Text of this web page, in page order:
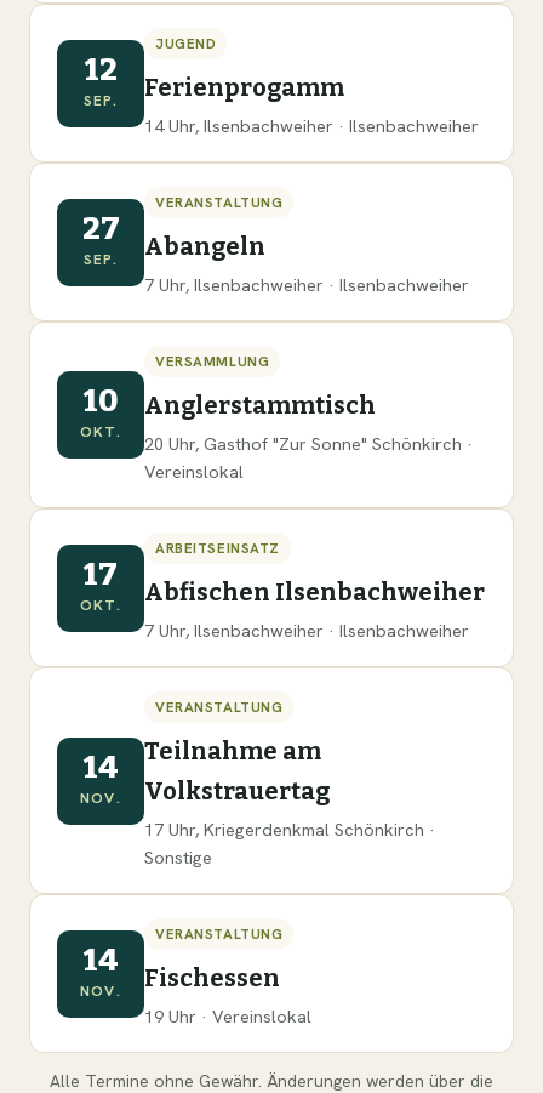
12
SEP.
JUGEND
Ferienprogamm
14 Uhr, Ilsenbachweiher · Ilsenbachweiher
27
SEP.
VERANSTALTUNG
Abangeln
7 Uhr, Ilsenbachweiher · Ilsenbachweiher
10
OKT.
VERSAMMLUNG
Anglerstammtisch
20 Uhr, Gasthof "Zur Sonne" Schönkirch ·
Vereinslokal
17
OKT.
ARBEITSEINSATZ
Abfischen Ilsenbachweiher
7 Uhr, Ilsenbachweiher · Ilsenbachweiher
14
NOV.
VERANSTALTUNG
Teilnahme am
Volkstrauertag
17 Uhr, Kriegerdenkmal Schönkirch ·
Sonstige
14
NOV.
VERANSTALTUNG
Fischessen
19 Uhr · Vereinslokal
Alle Termine ohne Gewähr. Änderungen werden über die